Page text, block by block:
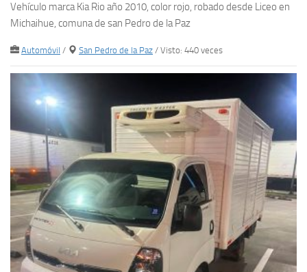
Vehículo marca Kia Rio año 2010, color rojo, robado desde Liceo en
Michaihue, comuna de san Pedro de la Paz
Automóvil / San Pedro de la Paz / Visto: 440 veces